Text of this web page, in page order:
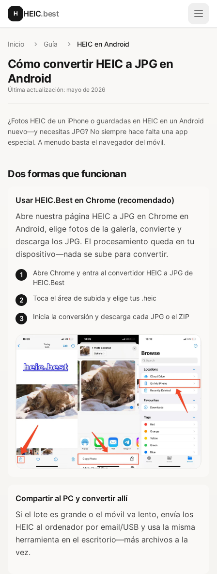
Saltar al contenido principal
H HEIC.best
Inicio Guía HEIC en Android
Cómo convertir HEIC a JPG en
Android
Última actualización: mayo de 2026
¿Fotos HEIC de un iPhone o guardadas en HEIC en un Android
nuevo—y necesitas JPG? No siempre hace falta una app
especial. A menudo basta el navegador del móvil.
Dos formas que funcionan
Usar HEIC.Best en Chrome (recomendado)
Abre nuestra página HEIC a JPG en Chrome en
Android, elige fotos de la galería, convierte y
descarga los JPG. El procesamiento queda en tu
dispositivo—nada se sube para convertir.
1
Abre Chrome y entra al convertidor HEIC a JPG de
HEIC.Best
2 Toca el área de subida y elige tus .heic
3 Inicia la conversión y descarga cada JPG o el ZIP
Compartir al PC y convertir allí
Si el lote es grande o el móvil va lento, envía los
HEIC al ordenador por email/USB y usa la misma
herramienta en el escritorio—más archivos a la
vez.